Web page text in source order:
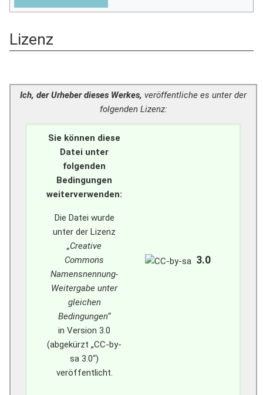
Lizenz
Ich, der Urheber dieses Werkes, veröffentliche es unter der
folgenden Lizenz:
Sie können diese
Datei unter
folgenden
Bedingungen
weiterverwenden:
Die Datei wurde
unter der Lizenz
„Creative
Commons
Namensnennung-
Weitergabe unter
gleichen
Bedingungen“
in Version 3.0
(abgekürzt „CC-by-
sa 3.0“)
veröffentlicht.
3.0